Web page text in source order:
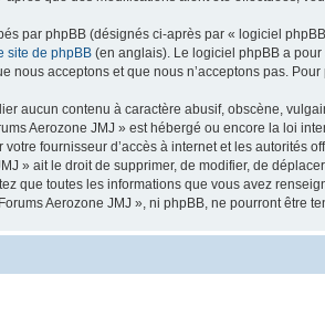
par phpBB (désignés ci-après par « logiciel
site de phpBB (en anglais). Le logiciel phpBB a
nous acceptons et que nous n’acceptons pas.
aucun contenu à caractère abusif, obscène,
Aerozone JMJ » est hébergé ou encore la loi
votre fournisseur d’accès à internet et les autorités
» ait le droit de supprimer, de modifier, de
que toutes les informations que vous avez
Aerozone JMJ », ni phpBB, ne pourront être